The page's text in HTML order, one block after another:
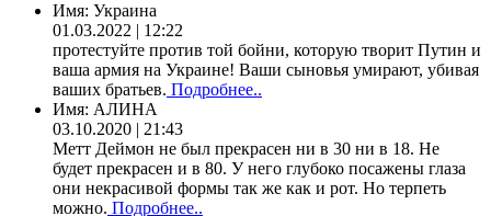
Имя: Украина
01.03.2022 | 12:22
протестуйте против той бойни, которую творит Путин и
ваша армия на Украине! Ваши сыновья умирают, убивая
ваших братьев. Подробнее..
Имя: АЛИНА
03.10.2020 | 21:43
Метт Деймон не был прекрасен ни в 30 ни в 18. Не
будет прекрасен и в 80. У него глубоко посажены глаза
они некрасивой формы так же как и рот. Но терпеть
можно. Подробнее..